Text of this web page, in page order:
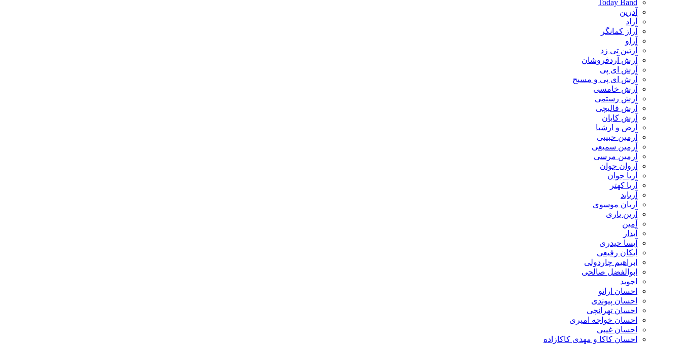
Today Band
آدرین
آراد
آراز کمانگر
آراو
آرتین تی زد
آرش آردفروشان
آرش ای پی
آرش ای پی و مسیح
آرش خامسی
آرش رستمی
آرش قالیچی
آرش کایان
​آرض و ارشیا
آرمین حبیبی
آرمین سمیعی
آرمین مرسی
آروان جوان
آریا جوان
آریا کهتر
آریابد
آریان موسوی
آرین یاری
آمین
آیدار
آیسا حیدری
آیکان رفیعی
ابراهیم چاردولی
ابوالفضل صالحی
اجوید
احسان اراتو
احسان پیوندی
احسان تهرانچی
احسان خواجه امیری
احسان غیبی
احسان کاکا و مهدی کاکازاده